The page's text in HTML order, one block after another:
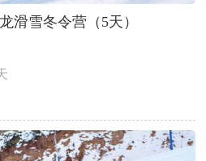
滑雪冬令营（5天）